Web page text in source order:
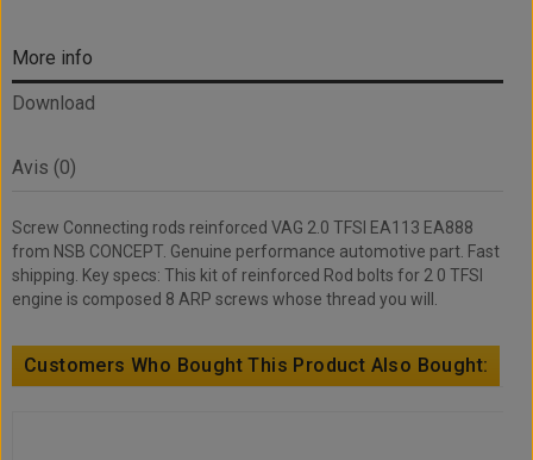
More info
Download
Avis (0)
Screw Connecting rods reinforced VAG 2.0 TFSI EA113 EA888
from NSB CONCEPT. Genuine performance automotive part. Fast
shipping. Key specs: This kit of reinforced Rod bolts for 2 0 TFSI
engine is composed 8 ARP screws whose thread you will.
Customers Who Bought This Product Also Bought: